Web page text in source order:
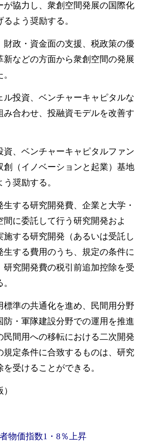
が協力し、衆創空間発展の国際化
よう奨励する。
財政・資金面の支援、税政策の優
新などの方面から衆創空間の発展
ル投資、ベンチャーキャピタルな
み合わせ、投融資モデルを改善す
資、ベンチャーキャピタルファン
創（イノベーションと起業）基地
奨励する。
生する研究開発費、企業と大学・
に委託して行う研究開発およ
施する研究開発（あるいは受託し
生する費用のうち、規定の条件に
研究開発費の税引前追加控除を受
標準の共通化を進め、民間用分野
防・軍隊建設分野での運用を推進
民間用への移転における二次開発
規定条件に合致するものは、研究
受けることができる。
物価指数1・8％上昇